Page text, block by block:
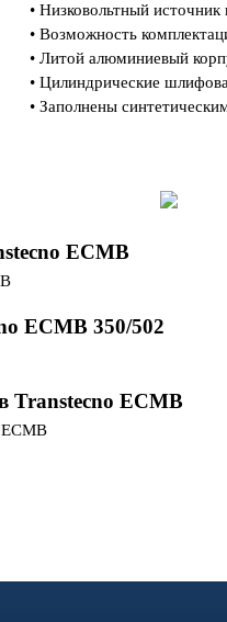
• Низковольтный
• Возможность
• Литой алюминиевый
• Цилиндрические
• Заполнены
ECMB
ECMB 350/502
Transtecno ECMB